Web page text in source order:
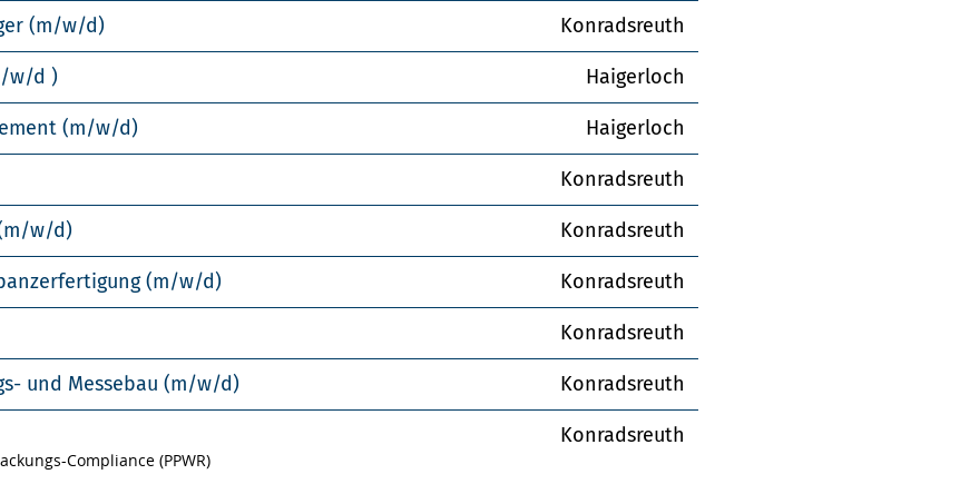
(m/w/d) Konradsreuth
w/d ) Haigerloch
(m/w/d) Haigerloch
Konradsreuth
w/d) Konradsreuth
(m/w/d) Konradsreuth
Konradsreuth
und Messebau (m/w/d) Konradsreuth
Compliance (PPWR)
Konradsreuth